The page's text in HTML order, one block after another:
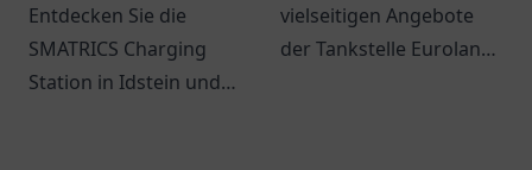
Entdecken Sie die
SMATRICS Charging
Station in Idstein und
vielseitigen Angebote
der Tankstelle Euroland